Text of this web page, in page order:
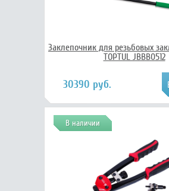
Заклепочник для резьбовых
TOPTUL JBBB0512
30390 руб.
В наличии